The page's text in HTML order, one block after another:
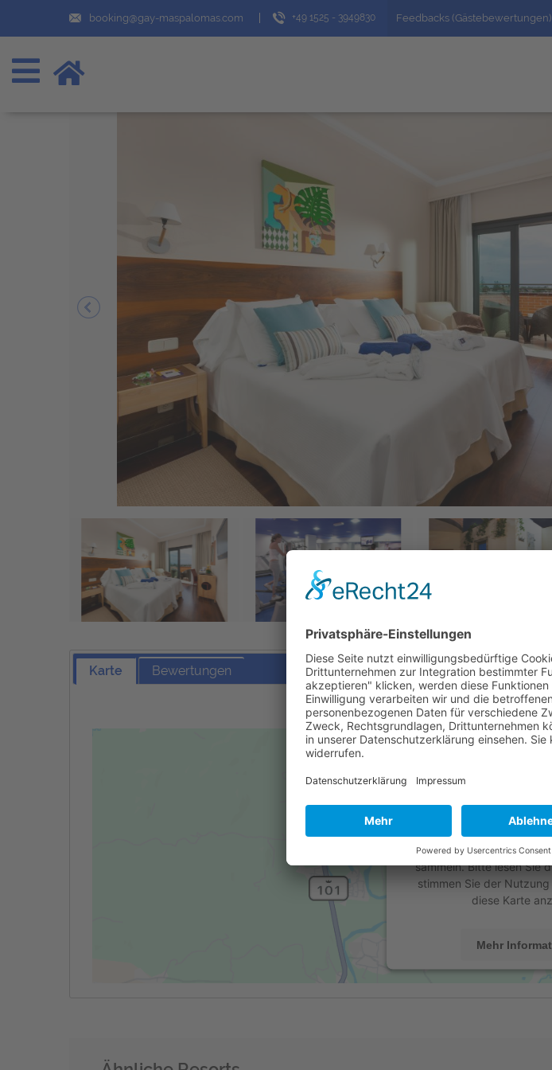
booking@gay-maspalomas.com +49 1525 - 3949830 Feedbacks (Gästebewertungen)
Karte Bewertungen
den Google Maps-
Wir verwenden
Drittanbieters, um
Dieser Service kann
sammeln. Bitte lesen Sie
stimmen Sie der
diese Karte
Mehr